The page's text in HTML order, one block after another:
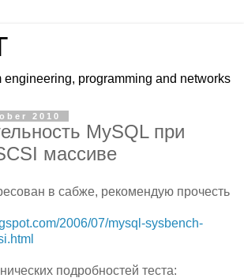
engineering, programming and networks
2010
MySQL при
массиве
в сабже, рекомендую прочесть
2006/07/mysql-sysbench-
подробностей теста: